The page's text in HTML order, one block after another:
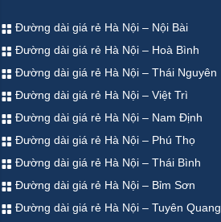
Đường dài giá rẻ Hà Nội – Nội Bài
Đường dài giá rẻ Hà Nội – Hoà Bình
Đường dài giá rẻ Hà Nội – Thái Nguyên
Đường dài giá rẻ Hà Nội – Việt Trì
Đường dài giá rẻ Hà Nội – Nam Định
Đường dài giá rẻ Hà Nội – Phú Thọ
Đường dài giá rẻ Hà Nội – Thái Bình
Đường dài giá rẻ Hà Nội – Bỉm Sơn
Đường dài giá rẻ Hà Nội – Tuyên Quang